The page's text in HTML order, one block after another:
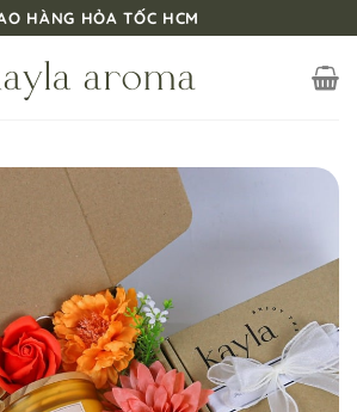
HÀNG HỎA TỐC HCM